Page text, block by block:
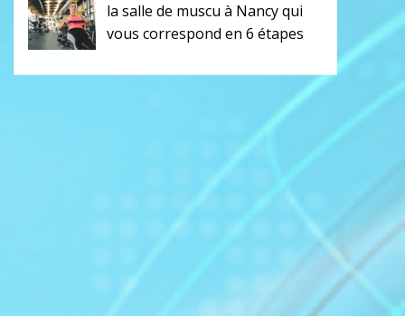
la salle de muscu à Nancy qui
vous correspond en 6 étapes